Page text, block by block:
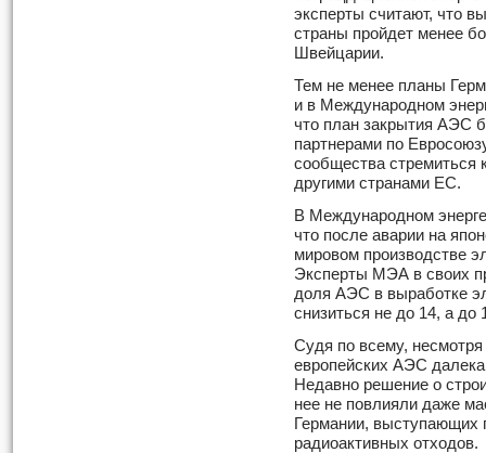
эксперты считают, что
страны пройдет менее
Швейцарии.
Тем не менее планы
и в Международном
что план закрытия АЭС
партнерами по
сообщества стремиться
другими странами ЕС.
В Международном
что после аварии на
мировом производстве
Эксперты МЭА в своих
доля АЭС в выработке
снизиться не до 14, а до
Судя по всему,
европейских АЭС далека
Недавно решение о
нее не повлияли даже
Германии, выступающих
радиоактивных отходов.